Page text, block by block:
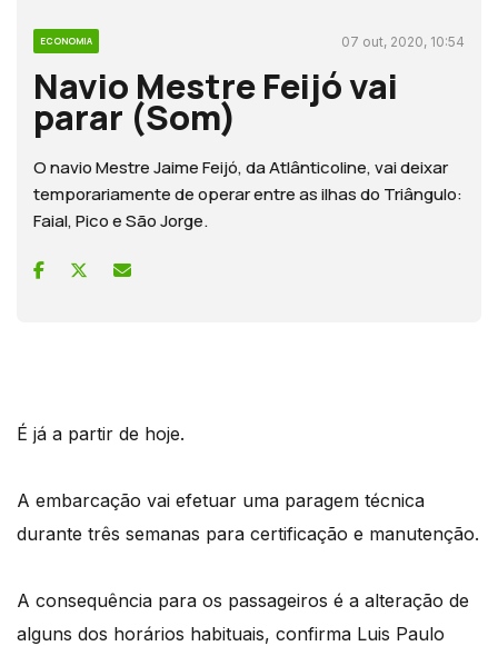
ECONOMIA 07 out, 2020, 10:54
Navio Mestre Feijó vai
parar (Som)
O navio Mestre Jaime Feijó, da Atlânticoline, vai deixar
temporariamente de operar entre as ilhas do Triângulo:
Faial, Pico e São Jorge.
É já a partir de hoje.
A embarcação vai efetuar uma paragem técnica
durante três semanas para certificação e manutenção.
A consequência para os passageiros é a alteração de
alguns dos horários habituais, confirma Luis Paulo